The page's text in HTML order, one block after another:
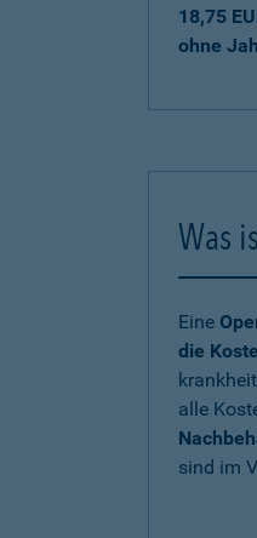
18,75
ohne
Was
Eine
die
alle
sind im